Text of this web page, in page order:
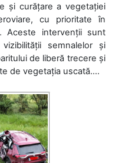
și curățare a vegetației
cu prioritate în
Aceste intervenții sunt
semnalelor și
de liberă trecere și
de vegetația uscată....